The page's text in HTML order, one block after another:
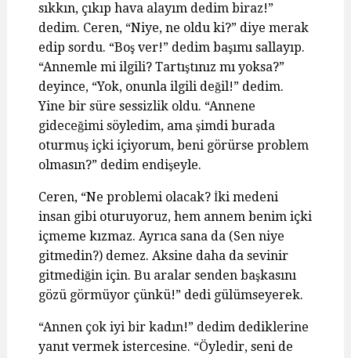
sıkkın, çıkıp hava alayım dedim biraz!”
dedim. Ceren, “Niye, ne oldu ki?” diye merak
edip sordu. “Boş ver!” dedim başımı sallayıp.
“Annemle mi ilgili? Tartıştınız mı yoksa?”
deyince, “Yok, onunla ilgili değil!” dedim.
Yine bir süre sessizlik oldu. “Annene
gideceğimi söyledim, ama şimdi burada
oturmuş içki içiyorum, beni görürse problem
olmasın?” dedim endişeyle.
Ceren, “Ne problemi olacak? İki medeni
insan gibi oturuyoruz, hem annem benim içki
içmeme kızmaz. Ayrıca sana da (Sen niye
gitmedin?) demez. Aksine daha da sevinir
gitmediğin için. Bu aralar senden başkasını
gözü görmüyor çünkü!” dedi gülümseyerek.
“Annen çok iyi bir kadın!” dedim dediklerine
yanıt vermek istercesine. “Öyledir, seni de